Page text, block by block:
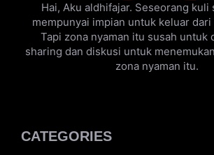
Hai, Aku aldhifajar. Seseorang kuli
mempunyai impian untuk keluar dari
Tapi zona nyaman itu susah untuk
sharing dan diskusi untuk
zona nyaman itu.
CATEGORIES